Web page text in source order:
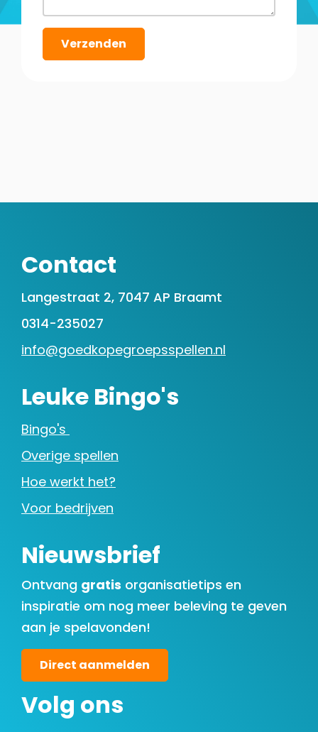
Verzenden
Contact
Langestraat 2, 7047 AP Braamt
0314-235027
info@goedkopegroepsspellen.nl
Leuke Bingo's
Bingo's
Overige spellen
Hoe werkt het?
Voor bedrijven
Nieuwsbrief
Ontvang gratis organisatietips en
inspiratie om nog meer beleving te geven
aan je spelavonden!
Direct aanmelden
Volg ons